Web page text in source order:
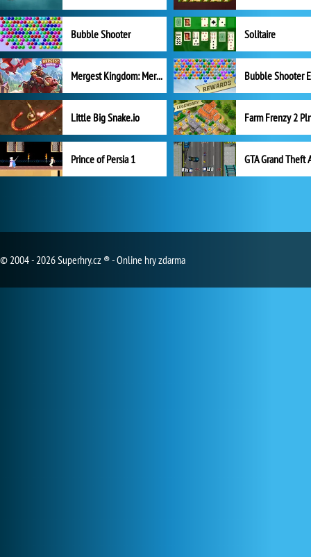
Bubble Shooter Solitaire
Mergest Kingdom: Merge Puzzle
Little Big Snake.io
Prince of Persia 1 GTA Grand Theft
© 2004 - 2026 Superhry.cz ® - Online hry zdarma